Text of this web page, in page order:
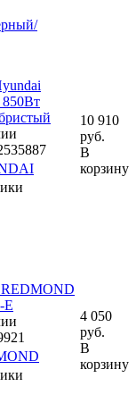
10 910
руб.
В
корзину
E
4 050
руб.
В
корзину